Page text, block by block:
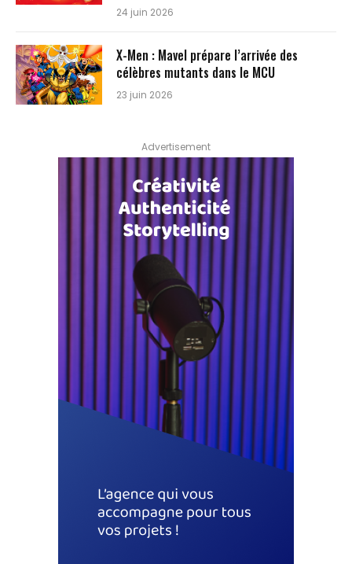
24 juin 2026
X-Men : Mavel prépare l’arrivée des
célèbres mutants dans le MCU
23 juin 2026
Advertisement